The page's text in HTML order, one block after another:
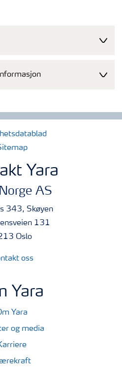
kg pall
Yara
AS
343, Skøyen
131
Oslo
oss
Yara
Yara
og media